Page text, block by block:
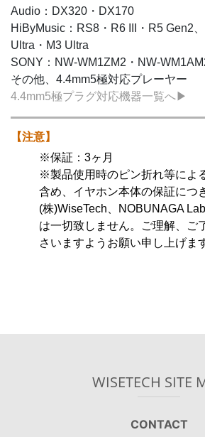
Audio：DX320・DX170
HiByMusic：RS8・R6 III・R5 Gen2
Ultra・M3 Ultra
SONY：NW-WM1ZM2・NW-
その他、4.4mm5極対応プレーヤー
4.4mm5極プラグ対応機器一覧へ▶
【注意】
※保証：3ヶ月
※製品使用時のピン折れ等によ
含め、イヤホン本体の保証につ
(株)WiseTech、NOBUNAGA
は一切致しません。ご理解、ご
さいますようお願い申し上げま
WISETECH SITE
CONTACT